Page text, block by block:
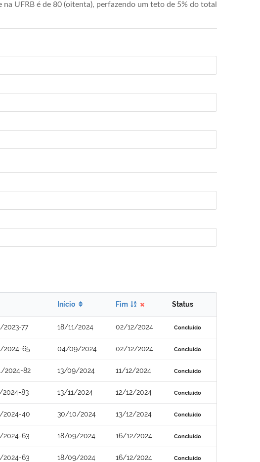
UFRB é de 80 (oitenta), perfazendo um teto de 5% do total
Início Fim Status
2023-77 18/11/2024 02/12/2024 Concluído
2024-65 04/09/2024 02/12/2024 Concluído
2024-82 13/09/2024 11/12/2024 Concluído
2024-83 13/11/2024 12/12/2024 Concluído
2024-40 30/10/2024 13/12/2024 Concluído
2024-63 18/09/2024 16/12/2024 Concluído
2024-63 18/09/2024 16/12/2024 Concluído